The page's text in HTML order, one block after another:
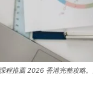
程推薦 2026 香港完整攻略